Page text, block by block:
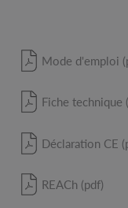
Mode d'emploi
Fiche technique
Déclaration CE
REACh (pdf)